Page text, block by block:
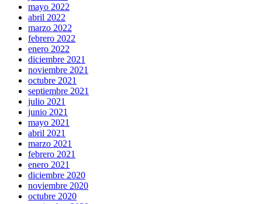
mayo 2022
abril 2022
marzo 2022
febrero 2022
enero 2022
diciembre 2021
noviembre 2021
octubre 2021
septiembre 2021
julio 2021
junio 2021
mayo 2021
abril 2021
marzo 2021
febrero 2021
enero 2021
diciembre 2020
noviembre 2020
octubre 2020